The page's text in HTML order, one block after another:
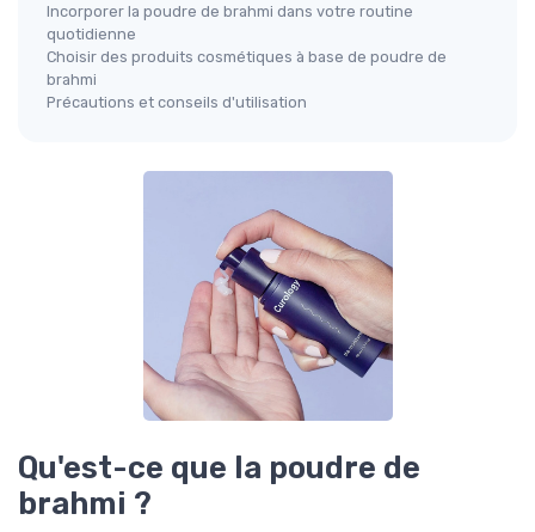
Incorporer la poudre de brahmi dans votre routine
quotidienne
Choisir des produits cosmétiques à base de poudre de
brahmi
Précautions et conseils d'utilisation
Qu'est-ce que la poudre de
brahmi ?